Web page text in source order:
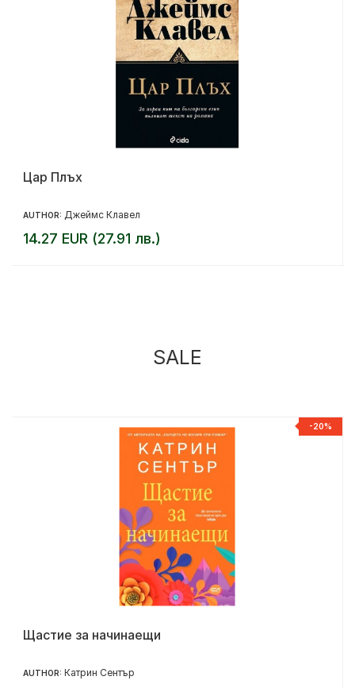
Цар Плъх
AUTHOR: Джеймс Клавел
14.27 EUR (27.91 лв.)
SALE
-20%
Щастие за начинаещи
AUTHOR: Катрин Сентър